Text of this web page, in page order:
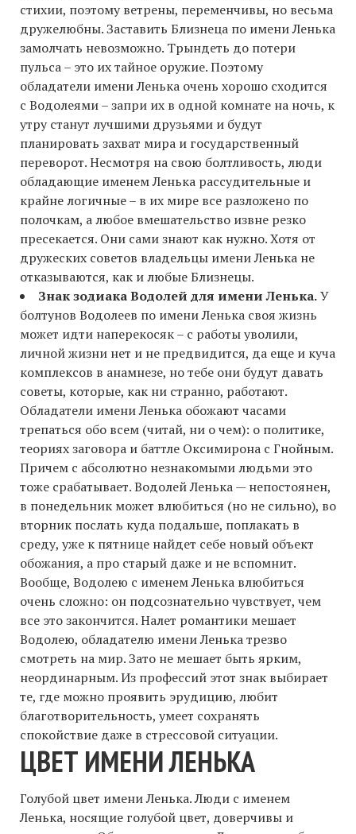
стихии, поэтому ветрены, переменчивы, но весьма
дружелюбны. Заставить Близнеца по имени Ленька
замолчать невозможно. Трындеть до потери
пульса – это их тайное оружие. Поэтому
обладатели имени Ленька очень хорошо сходится
с Водолеями – запри их в одной комнате на ночь, к
утру станут лучшими друзьями и будут
планировать захват мира и государственный
переворот. Несмотря на свою болтливость, люди
обладающие именем Ленька рассудительные и
крайне логичные – в их мире все разложено по
полочкам, а любое вмешательство извне резко
пресекается. Они сами знают как нужно. Хотя от
дружеских советов владельцы имени Ленька не
отказываются, как и любые Близнецы.
Знак зодиака Водолей для имени Ленька.У
болтунов Водолеев по имени Ленька своя жизнь
может идти наперекосяк – с работы уволили,
личной жизни нет и не предвидится, да еще и куча
комплексов в анамнезе, но тебе они будут давать
советы, которые, как ни странно, работают.
Обладатели имени Ленька обожают часами
трепаться обо всем (читай, ни о чем): о политике,
теориях заговора и баттле Оксимирона с Гнойным.
Причем с абсолютно незнакомыми людьми это
тоже срабатывает. Водолей Ленька — непостоянен,
в понедельник может влюбиться (но не сильно), во
вторник послать куда подальше, поплакать в
среду, уже к пятнице найдет себе новый объект
обожания, а про старый даже и не вспомнит.
Вообще, Водолею с именем Ленька влюбиться
очень сложно: он подсознательно чувствует, чем
все это закончится. Налет романтики мешает
Водолею, обладателю имени Ленька трезво
смотреть на мир. Зато не мешает быть ярким,
неординарным. Из профессий этот знак выбирает
те, где можно проявить эрудицию, любит
благотворительность, умеет сохранять
спокойствие даже в стрессовой ситуации.
ЦВЕТ ИМЕНИ ЛЕНЬКА
Голубой цвет имени Ленька. Люди с именем
Ленька, носящие голубой цвет, доверчивы и